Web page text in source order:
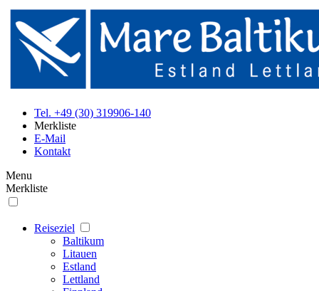
Tel. +49 (30) 319906-140
Merkliste
E-Mail
Kontakt
Menu
Merkliste
Reiseziel
Baltikum
Litauen
Estland
Lettland